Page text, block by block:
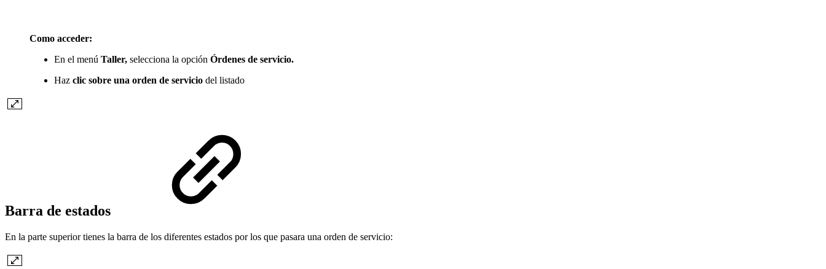
Como acceder:
En el menú Taller, selecciona la opción Órdenes de servicio.
Haz clic sobre una orden de servicio del listado
Barra de estados
En la parte superior tienes la barra de los diferentes estados por los que pasara una orden de servicio: